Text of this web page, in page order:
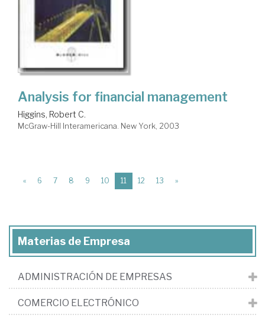
Analysis for financial management
Higgins, Robert C.
McGraw-Hill Interamericana. New York, 2003
« 6 7 8 9 10 11 (current)
12 13 »
Materias de Empresa
ADMINISTRACIÓN DE EMPRESAS
COMERCIO ELECTRÓNICO